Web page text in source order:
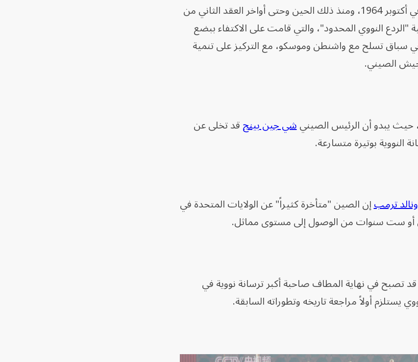
وكانت بكين قد أجرت أول اختبار نووي لها في أكتوبر 1964، ومنذ ذلك الحين وحتى أواخر العقد الثاني من
"الردع النووي المحدود"، والتي قامت على الاكتفاء ببضع
سباق تسلح مع واشنطن وموسكو، مع التركيز على تنمية
الصيني.
حيث يبدو أن الرئيس الصينيشي جين بينجقد تخلى عن
النووية بوتيرة متسارعة.
ترمبإن الصين "متأخرة كثيراً" عن الولايات المتحدة في
أو ست سنوات من الوصول إلى مستوى مماثل.
تصبح في نهاية المطاف صاحبة أكبر ترسانة نووية في
يستلزم أولاً مراجعة تاريخه وتطوراته السابقة.